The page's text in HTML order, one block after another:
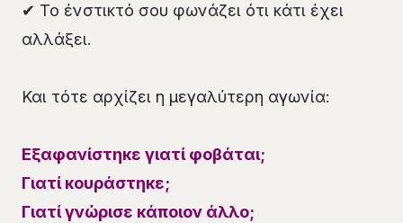
✔ Το ένστικτό σου φωνάζει ότι κάτι έχει
αλλάξει.
Και τότε αρχίζει η μεγαλύτερη αγωνία:
Εξαφανίστηκε γιατί φοβάται;
Γιατί κουράστηκε;
Γιατί γνώρισε κάποιον άλλο;